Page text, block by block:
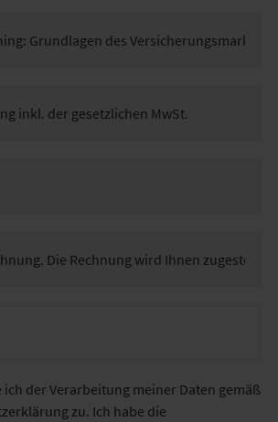
der Verarbeitung meiner Daten gemäß
zu. Ich habe die